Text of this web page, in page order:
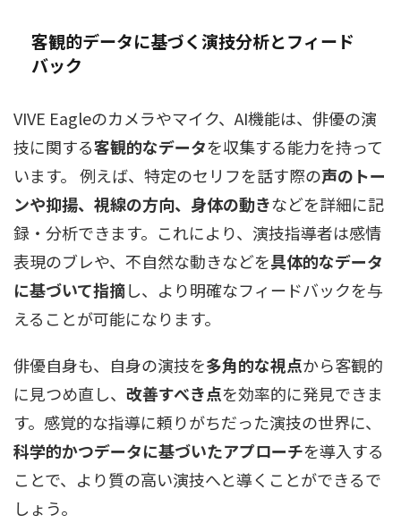
客観的データに基づく演技分析とフィード
バック
VIVE Eagleのカメラやマイク、AI機能は、俳優の演
技に関する客観的なデータを収集する能力を持って
います。 例えば、特定のセリフを話す際の声のトー
ンや抑揚、視線の方向、身体の動きなどを詳細に記
録・分析できます。これにより、演技指導者は感情
表現のブレや、不自然な動きなどを具体的なデータ
に基づいて指摘し、より明確なフィードバックを与
えることが可能になります。
俳優自身も、自身の演技を多角的な視点から客観的
に見つめ直し、 改善すべき点を効率的に発見できま
す。感覚的な指導に頼りがちだった演技の世界に、
科学的かつデータに基づいたアプローチを導入する
ことで、より質の高い演技へと導くことができるで
しょう。